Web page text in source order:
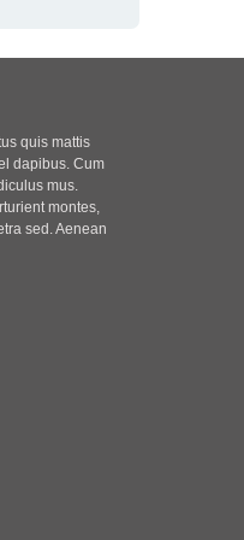
quis mattis
dapibus. Cum
mus.
montes,
sed. Aenean